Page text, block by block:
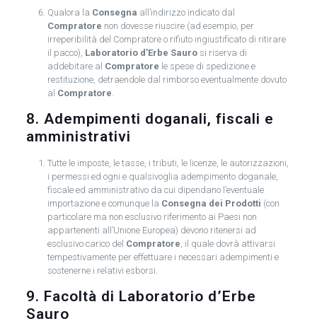
Qualora la Consegna all’indirizzo indicato dal
Compratore non dovesse riuscire (ad esempio, per
irreperibilità del Compratore o rifiuto ingiustificato di ritirare
il pacco), Laboratorio d’Erbe Saurosi riserva di
addebitare al Compratore le spese di spedizione e
restituzione, detraendole dal rimborso eventualmente dovuto
al Compratore.
8. Adempimenti doganali, fiscali e
amministrativi
Tutte le imposte, le tasse, i tributi, le licenze, le autorizzazioni,
i permessi ed ogni e qualsivoglia adempimento doganale,
fiscale ed amministrativo da cui dipendano l’eventuale
importazione e comunque la Consegna dei Prodotti (con
particolare ma non esclusivo riferimento ai Paesi non
appartenenti all’Unione Europea) devono ritenersi ad
esclusivo carico del Compratore, il quale dovrà attivarsi
tempestivamente per effettuare i necessari adempimenti e
sostenerne i relativi esborsi.
9. Facoltà di Laboratorio d’Erbe
Sauro